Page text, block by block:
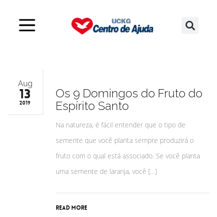
Aug
13
2019
Os 9 Domingos do Fruto do
Espírito Santo
Na natureza, é fácil entender que o tipo de
semente que você planta sempre produzirá o
fruto com o qual está associado. Se você planta
uma semente de laranja, você […]
Read More